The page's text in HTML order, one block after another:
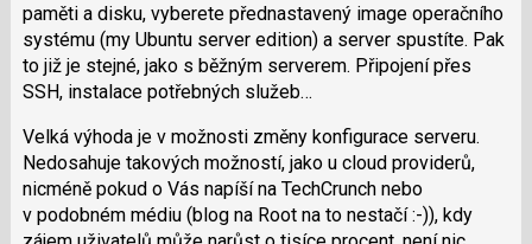
paměti a disku, vyberete přednastavený image operačního
systému (my Ubuntu server edition) a server spustíte. Pak
to již je stejné, jako s běžným serverem. Připojení přes
SSH, instalace potřebných služeb…
Velká výhoda je v možnosti změny konfigurace serveru.
Nedosahuje takových možností, jako u cloud providerů,
nicméně pokud o Vás napíší na TechCrunch nebo
v podobném médiu (blog na Root na to nestačí :-)), kdy